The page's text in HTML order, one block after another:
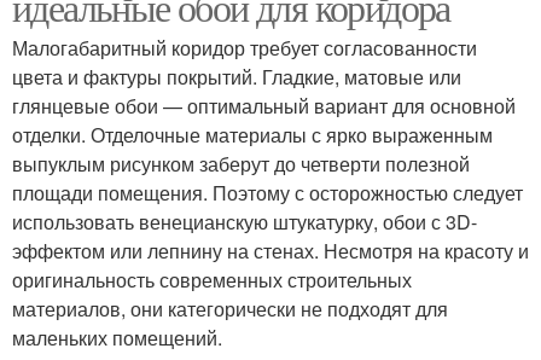
Малогабаритный коридор требует согласованности
цвета и фактуры покрытий. Гладкие, матовые или
глянцевые обои — оптимальный вариант для основной
отделки. Отделочные материалы с ярко выраженным
выпуклым рисунком заберут до четверти полезной
площади помещения. Поэтому с осторожностью следует
использовать венецианскую штукатурку, обои с 3D-
эффектом или лепнину на стенах. Несмотря на красоту и
оригинальность современных строительных
материалов, они категорически не подходят для
маленьких помещений.